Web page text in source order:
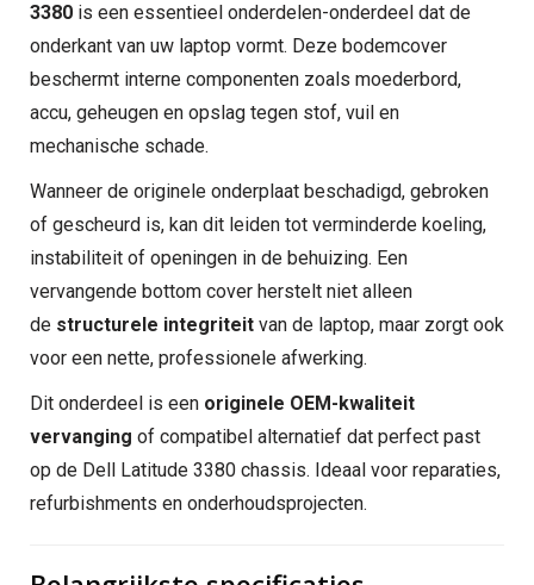
3380 is een essentieel onderdelen-onderdeel dat de
onderkant van uw laptop vormt. Deze bodemcover
beschermt interne componenten zoals moederbord,
accu, geheugen en opslag tegen stof, vuil en
mechanische schade.
Wanneer de originele onderplaat beschadigd, gebroken
of gescheurd is, kan dit leiden tot verminderde koeling,
instabiliteit of openingen in de behuizing. Een
vervangende bottom cover herstelt niet alleen
de structurele integriteit van de laptop, maar zorgt ook
voor een nette, professionele afwerking.
Dit onderdeel is een originele OEM-kwaliteit
vervanging of compatibel alternatief dat perfect past
op de Dell Latitude 3380 chassis. Ideaal voor reparaties,
refurbishments en onderhoudsprojecten.